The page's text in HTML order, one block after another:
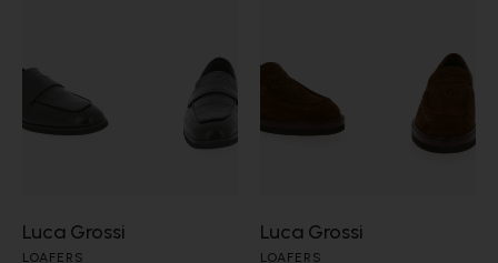
Luca Grossi
LOAFERS
Luca Grossi
LOAFERS